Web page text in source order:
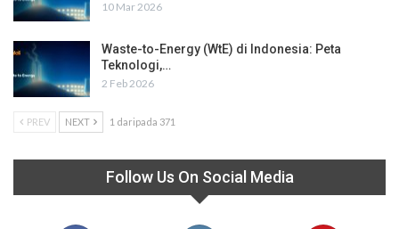
10 Mar 2026
Waste-to-Energy (WtE) di Indonesia: Peta
Teknologi,…
2 Feb 2026
PREV NEXT 1 daripada 371
Follow Us On Social Media